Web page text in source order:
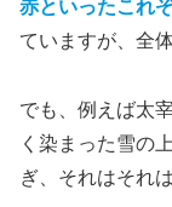
赤といったこれ
ていますが、全
でも、例えば太
く染まった雪の
ぎ、それはそれ